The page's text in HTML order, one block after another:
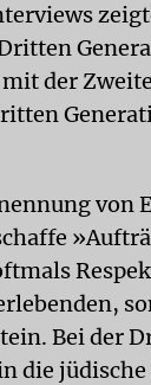
der
von
Bei der
die